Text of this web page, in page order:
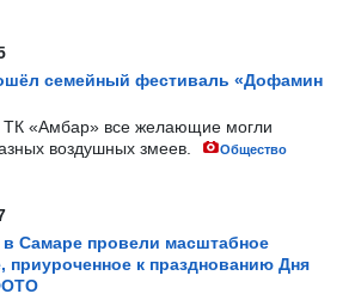
семейный фестиваль «Дофамин
«Амбар» все желающие могли
воздушных змеев.
Общество
в Самаре провели масштабное
приуроченное к празднованию Дня